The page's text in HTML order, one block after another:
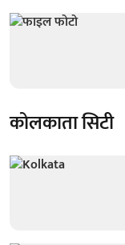
कोलकाता सिटी